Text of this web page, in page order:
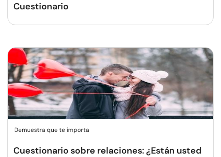
Cuestionario
Demuestra que te importa
Cuestionario sobre relaciones: ¿Están usted